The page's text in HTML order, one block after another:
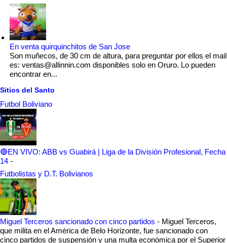
En venta quirquinchitos de San Jose
Son muñecos, de 30 cm de altura, para preguntar por ellos el mail
es: ventas@allinnin.com disponibles solo en Oruro. Lo pueden
encontrar en...
Sitios del Santo
Futbol Boliviano
🔴EN VIVO: ABB vs Guabirá | Liga de la División Profesional, Fecha
14 -
Futbolistas y D.T. Bolivianos
Miguel Terceros sancionado con cinco partidos - Miguel Terceros,
que milita en el América de Belo Horizonte, fue sancionado con
cinco partidos de suspensión y una multa económica por el Superior